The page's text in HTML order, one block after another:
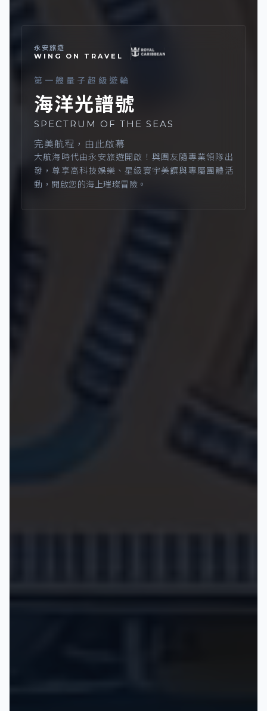
永安旅遊
WING ON TRAVEL
第一艘量子超級遊輪
海洋光譜號
SPECTRUM OF THE SEAS
完美航程，由此啟幕
大航海時代由永安旅遊開啟！與團友隨專業領隊出
發，尊享高科技娛樂、星級寰宇美饌與專屬團體活
動，開啟您的海上璀璨冒險。